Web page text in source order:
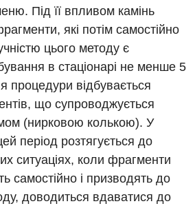
операції
патології та неврології
Під її впливом камінь
які потім самостійно
цього методу є
в стаціонарі не менше 5
процедури відбувається
що супроводжується
(нирковою колькою). У
період розтягується до
ситуаціях, коли фрагменти
самостійно і призводять до
доводиться вдаватися до